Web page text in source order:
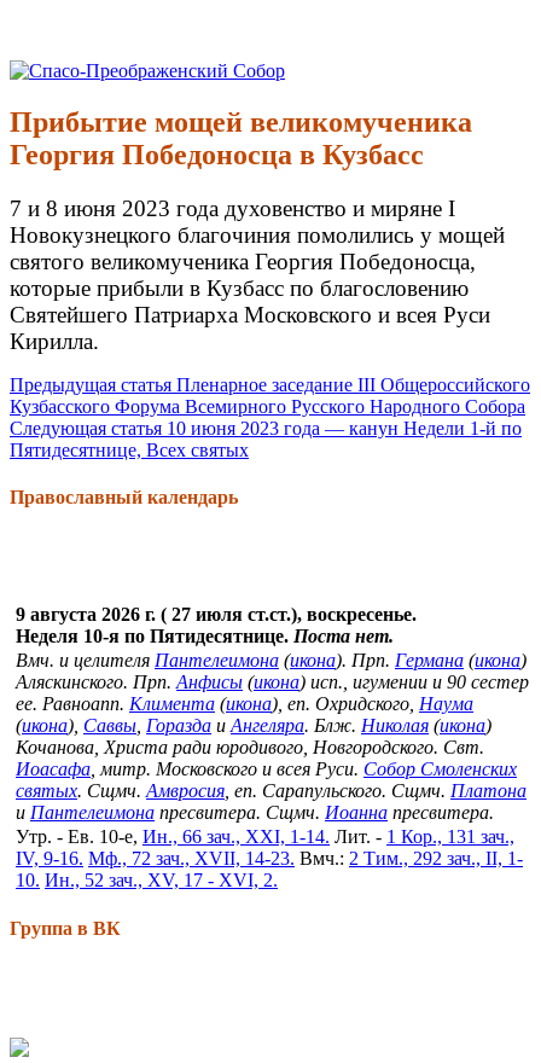
Перейти
содержимому
Спасо-Преображенский Собор
Спасо-Преображенский кафедральный Собор Новокузнецк
Прибытие мощей великомученика
Георгия Победоносца в Кузбасс
7 и 8 июня 2023 года духовенство и миряне I
Новокузнецкого благочиния помолились у мощей
святого великомученика Георгия Победоносца,
которые прибыли в Кузбасс по благословению
Святейшего Патриарха Московского и всея Руси
Кирилла.
Продолжить
чтение
Предыдущая статья Пленарное заседание III Общероссийского
Кузбасского Форума Всемирного Русского Народного Собора
Следующая статья 10 июня 2023 года — канун Недели 1-й по
Пятидесятнице, Всех святых
Православный календарь
9 августа 2026 г. ( 27 июля ст.ст.), воскресенье.
Неделя 10-я по Пятидесятнице. Поста нет.
Вмч. и целителя Пантелеимона (икона). Прп. Германа (икона)
Аляскинского. Прп. Анфисы (икона) исп., игумении и 90 сестер
ее. Равноапп. Климента (икона), еп. Охридского, Наума
(икона), Саввы Горазда и Ангеляра. Блж. Николая (икона)
Кочанова, Христа ради юродивого, Новгородского. Свт.
Иоасафа , митр. Московского и всея Руси. Собор Смоленских
святых. Сщмч. Амвросия , еп. Сарапульского. Сщмч. Платона
и Пантелеимона пресвитера. Сщмч. Иоанна пресвитера.
Утр. - Ев. 10-е, Ин., 66 зач., XXI, 1-14. Лит. - 1 Кор., 131 зач.,
IV, 9-16. Мф., 72 зач., XVII, 14-23. Вмч.: 2 Тим., 292 зач., II, 1-
10. Ин., 52 зач., XV, 17 - XVI, 2.
Группа в ВК